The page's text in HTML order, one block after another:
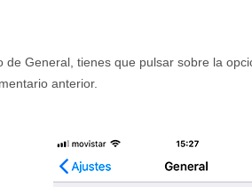
de General, tienes que pulsar sobre la
anterior.